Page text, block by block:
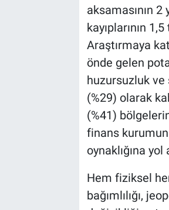
aksamasının
kayıplarının
Araştırmaya
önde gelen
huzursuzluk ve
(%29) olarak
(%41)
finans
oynaklığına
Hem fiziksel
bağımlılığı,